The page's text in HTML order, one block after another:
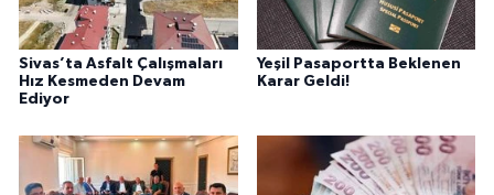
Sivas’ta Asfalt Çalışmaları
Hız Kesmeden Devam
Ediyor
Yeşil Pasaportta Beklenen
Karar Geldi!